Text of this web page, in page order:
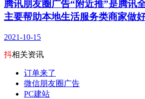
腾讯朋友圈广告“附近推”是腾讯
主要帮助本地生活服务类商家做
2021-10-15
抖相关资讯
订单来了
微信朋友圈广告
PC建站